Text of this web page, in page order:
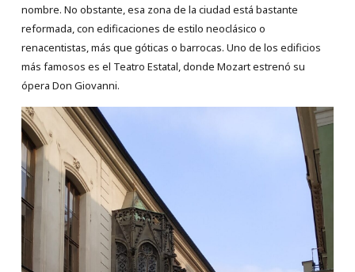
nombre. No obstante, esa zona de la ciudad está bastante
reformada, con edificaciones de estilo neoclásico o
renacentistas, más que góticas o barrocas. Uno de los edificios
más famosos es el Teatro Estatal, donde Mozart estrenó su
ópera Don Giovanni.